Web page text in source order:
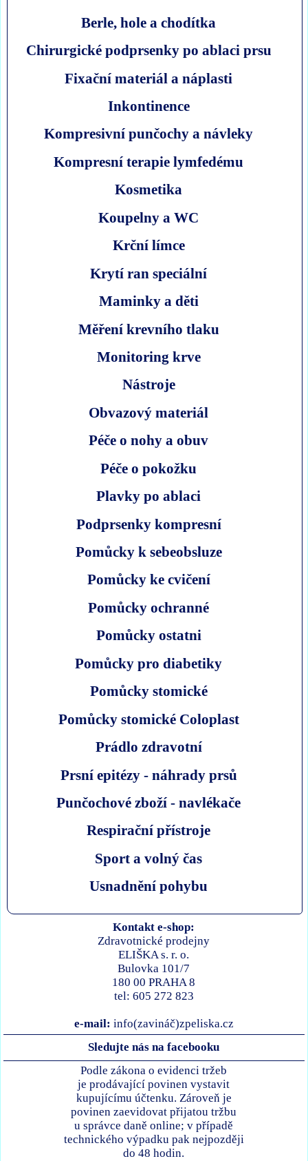
Berle, hole a chodítka
Chirurgické podprsenky po ablaci prsu
Fixační materiál a náplasti
Inkontinence
Kompresivní punčochy a návleky
Kompresní terapie lymfedému
Kosmetika
Koupelny a WC
Krční límce
Krytí ran speciální
Maminky a děti
Měření krevního tlaku
Monitoring krve
Nástroje
Obvazový materiál
Péče o nohy a obuv
Péče o pokožku
Plavky po ablaci
Podprsenky kompresní
Pomůcky k sebeobsluze
Pomůcky ke cvičení
Pomůcky ochranné
Pomůcky ostatni
Pomůcky pro diabetiky
Pomůcky stomické
Pomůcky stomické Coloplast
Prádlo zdravotní
Prsní epitézy - náhrady prsů
Punčochové zboží - navlékače
Respirační přístroje
Sport a volný čas
Usnadnění pohybu
Kontakt e-shop:
Zdravotnické prodejny
ELIŠKA s. r. o.
Bulovka 101/7
180 00 PRAHA 8
tel: 605 272 823
e-mail: info(zavináč)zpeliska.cz
Sledujte nás na facebooku
Podle zákona o evidenci tržeb
je prodávající povinen vystavit
kupujícímu účtenku. Zároveň je
povinen zaevidovat přijatou tržbu
u správce daně online; v případě
technického výpadku pak nejpozději
do 48 hodin.